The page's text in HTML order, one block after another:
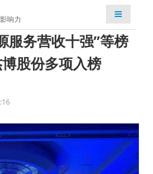
响力
检索
服务营收十强”等榜
股份多项入榜